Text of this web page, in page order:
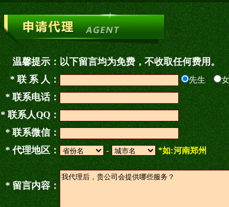
温馨提示：以下留言均为免费，不收取任何费用。
* 联 系 人：
先生
* 联系电话：
* 联系人QQ：
* 联系微信：
* 代理地区： - *如:河南郑州
* 留言内容：